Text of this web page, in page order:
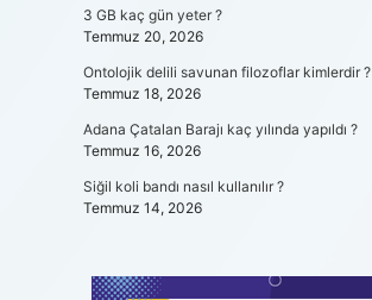
3 GB kaç gün yeter ?
Temmuz 20, 2026
Ontolojik delili savunan filozoflar kimlerdir ?
Temmuz 18, 2026
Adana Çatalan Barajı kaç yılında yapıldı ?
Temmuz 16, 2026
Siğil koli bandı nasıl kullanılır ?
Temmuz 14, 2026